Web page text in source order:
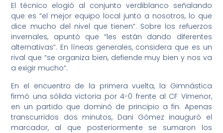
El técnico elogió al conjunto verdiblanco señalando
que es “el mejor equipo local junto a nosotros, lo que
dice mucho del nivel que tienen”. Sobre los refuerzos
invernales, apuntó que “les están dando diferentes
alternativas”. En líneas generales, considera que es un
rival que “se organiza bien, defiende muy bien y nos va
a exigir mucho”.
En el encuentro de la primera vuelta, la Gimnástica
firmó una sólida victoria por 4-0 frente al CF Vimenor,
en un partido que dominó de principio a fin. Apenas
transcurridos dos minutos, Dani Gómez inauguró el
marcador, al que posteriormente se sumaron los